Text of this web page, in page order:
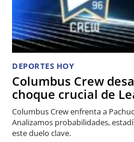
DEPORTES HOY
Columbus Crew
choque crucial de
Columbus Crew enfrenta a
Analizamos probabilidades,
este duelo clave.